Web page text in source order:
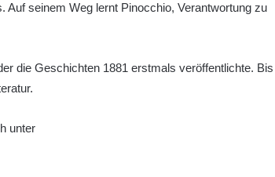
seinem Weg lernt Pinocchio, Verantwortung zu
die Geschichten 1881 erstmals veröffentlichte. Bis
unter